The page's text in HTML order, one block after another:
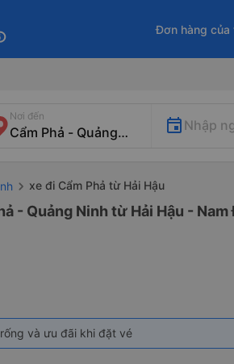
Đơn hàng của
Nơi đến
Nhập
xe đi Cẩm Phả từ Hải Hậu
- Quảng Ninh từ Hải Hậu -
và ưu đãi khi đặt vé